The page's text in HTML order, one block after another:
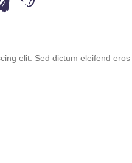
elit. Sed dictum eleifend